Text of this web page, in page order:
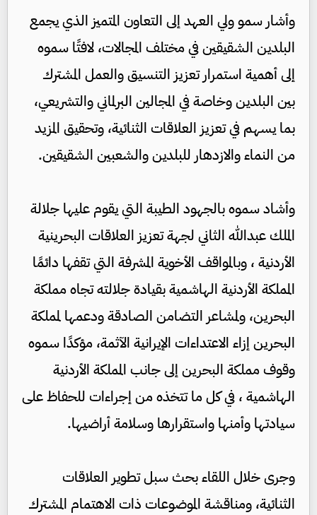
وأشار سمو ولي العهد إلى التعاون المتميز الذي يجمع
البلدين الشقيقين في مختلف المجالات، لافتًا سموه
إلى أهمية استمرار تعزيز التنسيق والعمل المشترك
بين البلدين وخاصة في المجالين البرلماني والتشريعي،
بما يسهم في تعزيز العلاقات الثنائية، وتحقيق المزيد
من النماء والازدهار للبلدين والشعبين الشقيقين.
وأشاد سموه بالجهود الطيبة التي يقوم عليها جلالة
الملك عبدالله الثاني لجهة تعزيز العلاقات البحرينية
الأردنية ، وبالمواقف الأخوية المشرفة التي تقفها دائمًا
المملكة الأردنية الهاشمية بقيادة جلالته تجاه مملكة
البحرين، ولمشاعر التضامن الصادقة ودعمها لمملكة
البحرين إزاء الاعتداءات الإيرانية الآثمة، مؤكدًا سموه
وقوف مملكة البحرين إلى جانب المملكة الأردنية
الهاشمية ، في كل ما تتخذه من إجراءات للحفاظ على
سيادتها وأمنها واستقرارها وسلامة أراضيها.
وجرى خلال اللقاء بحث سبل تطوير العلاقات
الثنائية، ومناقشة الموضوعات ذات الاهتمام المشترك